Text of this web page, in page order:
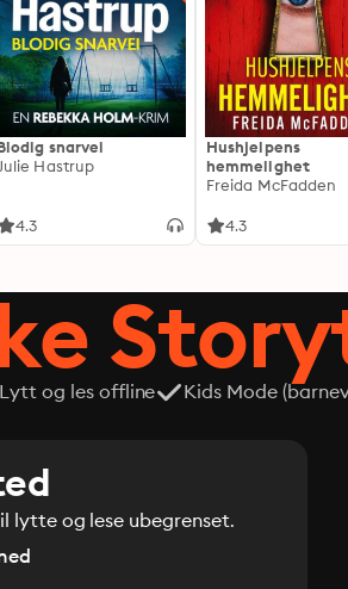
snarvei
Hastrup
4.3
Hushjelpens
hemmelighet
Freida McFadden
4.3
Lytt og les offline Kids Mode
lytte og lese ubegrenset.